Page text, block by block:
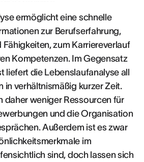
ermöglicht eine schnelle
zur Berufserfahrung,
zum Karriereverlauf
Kompetenzen. Im Gegensatz
liefert die Lebenslaufanalyse all
in verhältnismäßig kurzer Zeit.
daher weniger Ressourcen für
und die Organisation
Außerdem ist es zwar
im
sind, doch lassen sich